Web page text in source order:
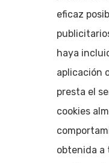
eficaz
haya
aplicación
presta el
cookies
obtenida a